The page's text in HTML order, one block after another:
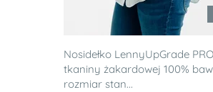
Nosidełko LennyUpGrade
tkaniny żakardowej 100%
rozmiar stan...